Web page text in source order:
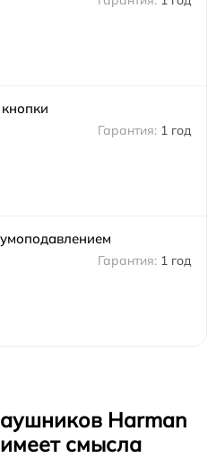
1 год
1 год
Harman
смысла